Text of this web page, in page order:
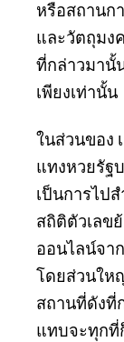
หรือสถานก
และวัตถุมง
ที่กล่าวมานั้
เพียงเท่านั้น
ในส่วนของ
แทงหวยรัฐ
เป็นการไป
สถิติตัวเลข
ออนไลน์จา
โดยส่วนให
สถานที่ดังที่
แทบจะทุกที่